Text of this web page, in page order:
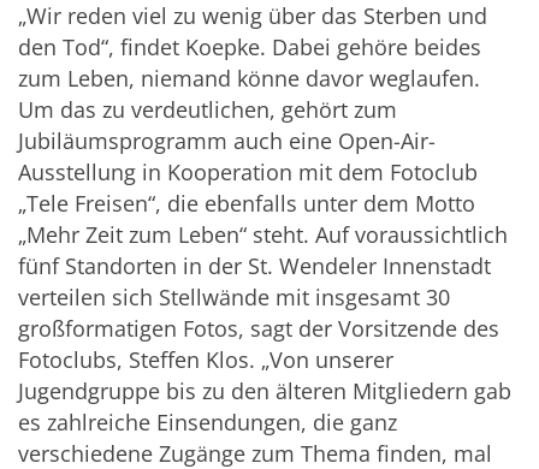
„Wir reden viel zu wenig über das Sterben und
den Tod“, findet Koepke. Dabei gehöre beides
zum Leben, niemand könne davor weglaufen.
Um das zu verdeutlichen, gehört zum
Jubiläumsprogramm auch eine Open-Air-
Ausstellung in Kooperation mit dem Fotoclub
„Tele Freisen“, die ebenfalls unter dem Motto
„Mehr Zeit zum Leben“ steht. Auf voraussichtlich
fünf Standorten in der St. Wendeler Innenstadt
verteilen sich Stellwände mit insgesamt 30
großformatigen Fotos, sagt der Vorsitzende des
Fotoclubs, Steffen Klos. „Von unserer
Jugendgruppe bis zu den älteren Mitgliedern gab
es zahlreiche Einsendungen, die ganz
verschiedene Zugänge zum Thema finden, mal